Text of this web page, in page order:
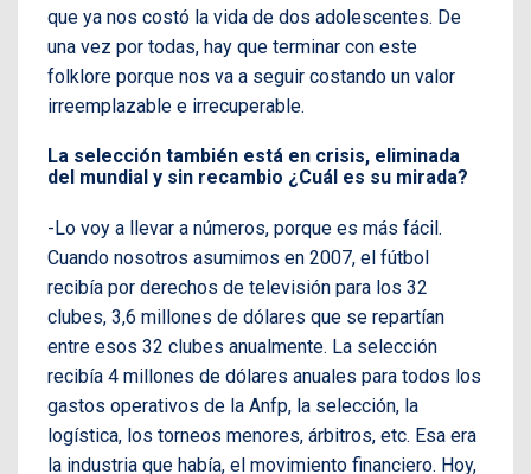
que ya nos costó la vida de dos adolescentes. De
una vez por todas, hay que terminar con este
folklore porque nos va a seguir costando un valor
irreemplazable e irrecuperable.
La selección también está en crisis, eliminada
del mundial y sin recambio ¿Cuál es su mirada?
-Lo voy a llevar a números, porque es más fácil.
Cuando nosotros asumimos en 2007, el fútbol
recibía por derechos de televisión para los 32
clubes, 3,6 millones de dólares que se repartían
entre esos 32 clubes anualmente. La selección
recibía 4 millones de dólares anuales para todos los
gastos operativos de la Anfp, la selección, la
logística, los torneos menores, árbitros, etc. Esa era
la industria que había, el movimiento financiero. Hoy,